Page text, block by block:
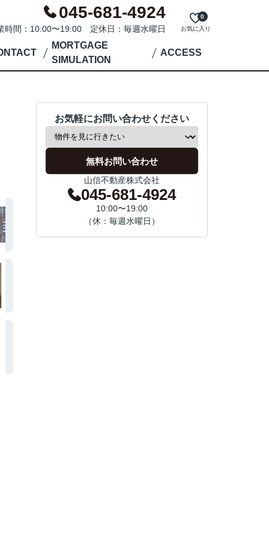
045-681-4924
時間：10:00〜19:00 定休日：毎週水曜日 お気に入り
0
MORTGAGE
SIMULATION
ACCESS
お気軽にお問い合わせください
無料お問い合わせ
山信不動産株式会社
045-681-4924
10:00〜19:00
（休：毎週水曜日）